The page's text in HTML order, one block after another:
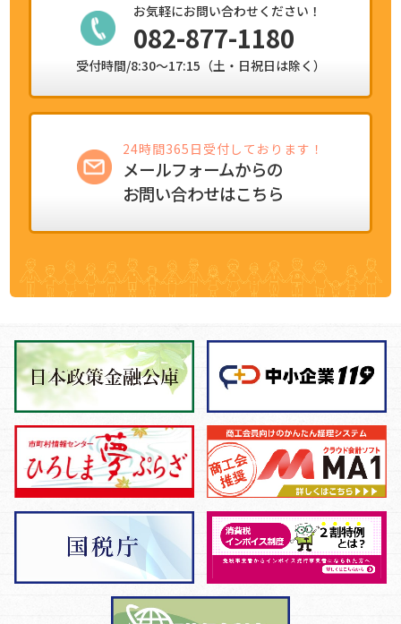
お気軽にお問い合わせください！
082-877-1180
受付時間/8:30～17:15（土・日祝日は除く）
24時間365日受付しております！
メールフォームからの
お問い合わせはこちら